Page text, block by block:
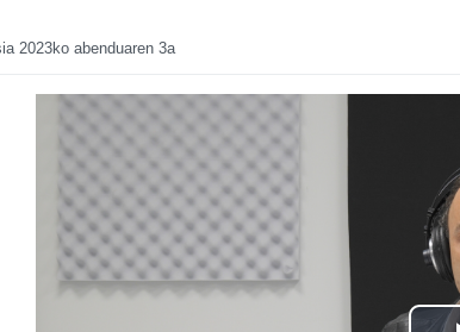
2023ko abenduaren 3a